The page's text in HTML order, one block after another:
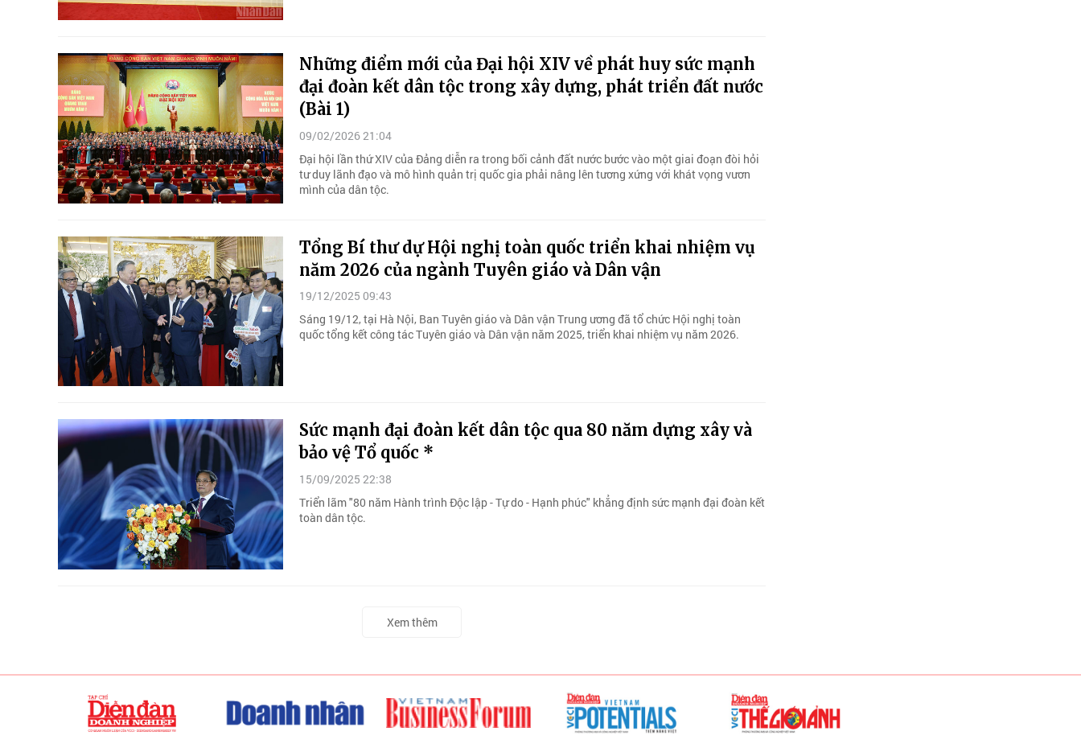
Những điểm mới của Đại hội XIV về phát huy sức mạnh
đại đoàn kết dân tộc trong xây dựng, phát triển đất nước
(Bài 1)
09/02/2026 21:04
Đại hội lần thứ XIV của Đảng diễn ra trong bối cảnh đất nước bước vào một giai đoạn đòi hỏi
tư duy lãnh đạo và mô hình quản trị quốc gia phải nâng lên tương xứng với khát vọng vươn
mình của dân tộc.
Tổng Bí thư dự Hội nghị toàn quốc triển khai nhiệm vụ
năm 2026 của ngành Tuyên giáo và Dân vận
19/12/2025 09:43
Sáng 19/12, tại Hà Nội, Ban Tuyên giáo và Dân vận Trung ương đã tổ chức Hội nghị toàn
quốc tổng kết công tác Tuyên giáo và Dân vận năm 2025, triển khai nhiệm vụ năm 2026.
Sức mạnh đại đoàn kết dân tộc qua 80 năm dựng xây và
bảo vệ Tổ quốc *
15/09/2025 22:38
Triển lãm "80 năm Hành trình Độc lập - Tự do - Hạnh phúc" khẳng định sức mạnh đại đoàn kết
toàn dân tộc.
Xem thêm